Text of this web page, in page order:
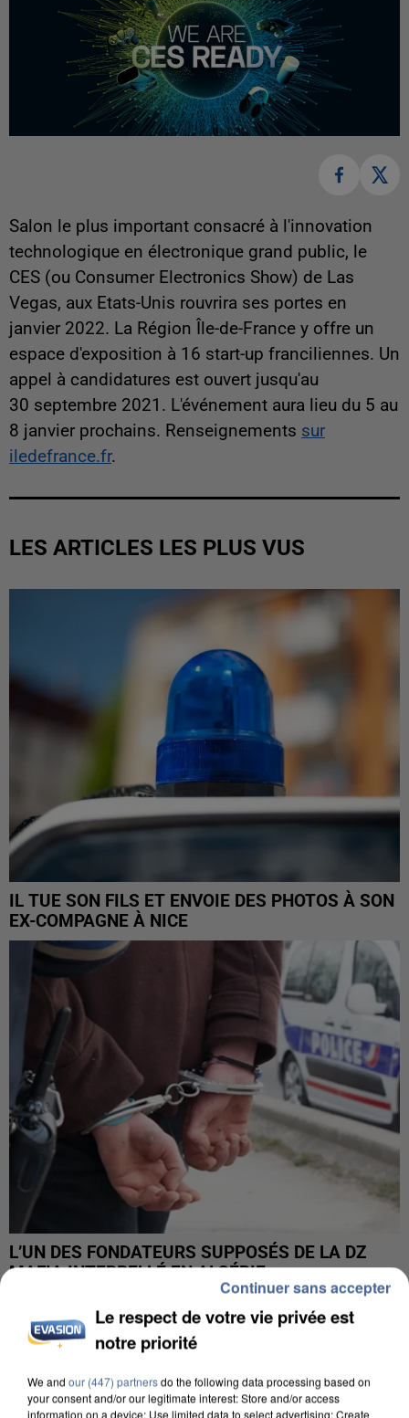
Salon le plus important consacré à l'innovation
technologique en électronique grand public, le
CES (ou Consumer Electronics Show) de Las
Vegas, aux Etats-Unis rouvrira ses portes en
janvier 2022. La Région Île-de-France y offre un
espace d'exposition à 16 start-up franciliennes. Un
appel à candidatures est ouvert jusqu'au
30 septembre 2021. L'événement aura lieu du 5 au
8 janvier prochains. Renseignements sur
iledefrance.fr.
LES ARTICLES LES PLUS VUS
IL TUE SON FILS ET ENVOIE DES PHOTOS À SON
EX-COMPAGNE À NICE
L’UN DES FONDATEURS SUPPOSÉS DE LA DZ
MAFIA INTERPELLÉ EN ALGÉRIE
Le respect de votre vie privée est
notre priorité
We and our (447) partnersdo the following data processing based on
your consent and/or our legitimate interest: Store and/or access
information on a device; Use limited data to select advertising; Create
Continuer sans accepter